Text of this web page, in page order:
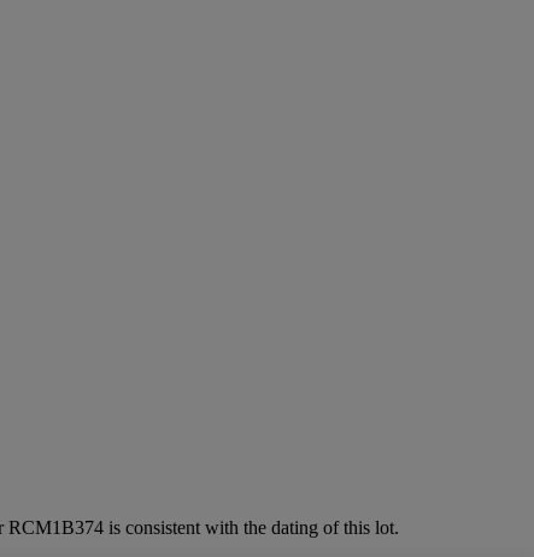
is consistent with the dating of this lot.